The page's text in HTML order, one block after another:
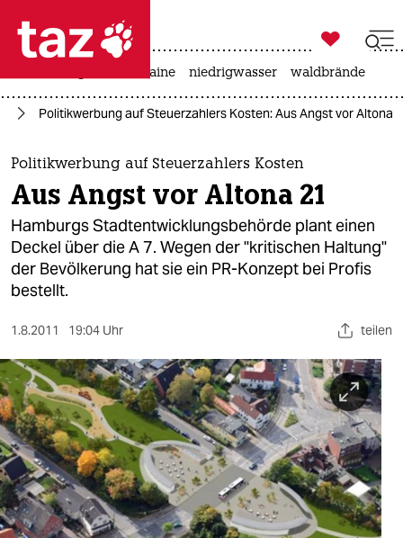
 taz zahl ich
taz zahl ich
themen
politik
öko
gesellschaft
kultur
sport
berlin
nord
wahrheit
verlag

taz zahl ich
krieg in der ukraine niedrigwasser waldbrände
Politikwerbung auf Steuerzahlers Kosten: Aus Angst vor Altona
Politikwerbung auf Steuerzahlers Kosten
Aus Angst vor Altona 21
Hamburgs Stadtentwicklungsbehörde plant einen
Deckel über die A 7. Wegen der "kritischen Haltung"
der Bevölkerung hat sie ein PR-Konzept bei Profis
bestellt.
1.8.2011 19:04 Uhr teilen